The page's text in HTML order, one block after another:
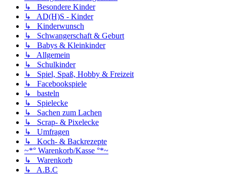
↳ Besondere Kinder
↳ AD(H)S - Kinder
↳ Kinderwunsch
↳ Schwangerschaft & Geburt
↳ Babys & Kleinkinder
↳ Allgemein
↳ Schulkinder
↳ Spiel, Spaß, Hobby & Freizeit
↳ Facebookspiele
↳ basteln
↳ Spielecke
↳ Sachen zum Lachen
↳ Scrap- & Pixelecke
↳ Umfragen
↳ Koch- & Backrezepte
~*° Warenkorb/Kasse °*~
↳ Warenkorb
↳ A.B.C